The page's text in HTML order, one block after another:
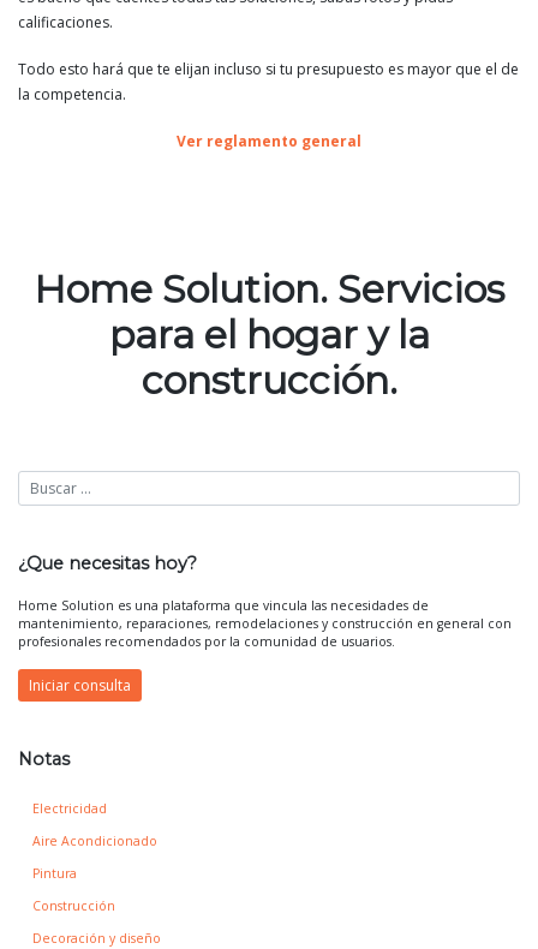
calificaciones.
Todo esto hará que te elijan incluso si tu presupuesto es mayor que el de
la competencia.
Ver reglamento general
Home Solution. Servicios
para el hogar y la
construcción.
¿Que necesitas hoy?
Home Solution es una plataforma que vincula las necesidades de
mantenimiento, reparaciones, remodelaciones y construcción en general con
profesionales recomendados por la comunidad de usuarios.
Iniciar consulta
Notas
Electricidad
Aire Acondicionado
Pintura
Construcción
Decoración y diseño